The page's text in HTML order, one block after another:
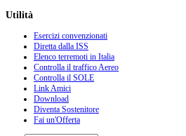
Utilità
Esercizi convenzionati
Diretta dalla ISS
Elenco terremoti in Italia
Controlla il traffico Aereo
Controlla il SOLE
Link Amici
Download
Diventa Sostenitore
Fai un'Offerta